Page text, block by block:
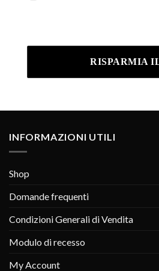
INFORMAZIONI UTILI
Shop
Domande frequenti
Condizioni Generali di Vendita
Modulo di recesso
My Account